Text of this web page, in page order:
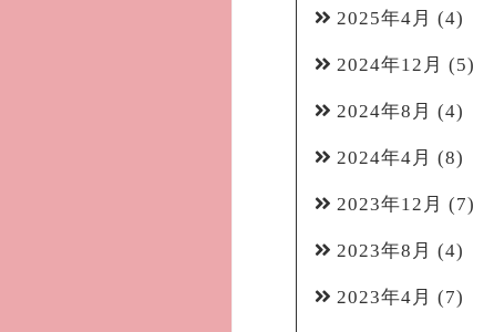
2025年4月 (4)
2024年12月 (5)
2024年8月 (4)
2024年4月 (8)
2023年12月 (7)
2023年8月 (4)
2023年4月 (7)